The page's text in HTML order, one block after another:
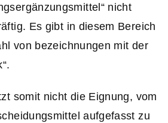
nicht
Es gibt in diesem Bereich
von bezeichnungen mit der
somit nicht die Eignung, vom
aufgefasst zu